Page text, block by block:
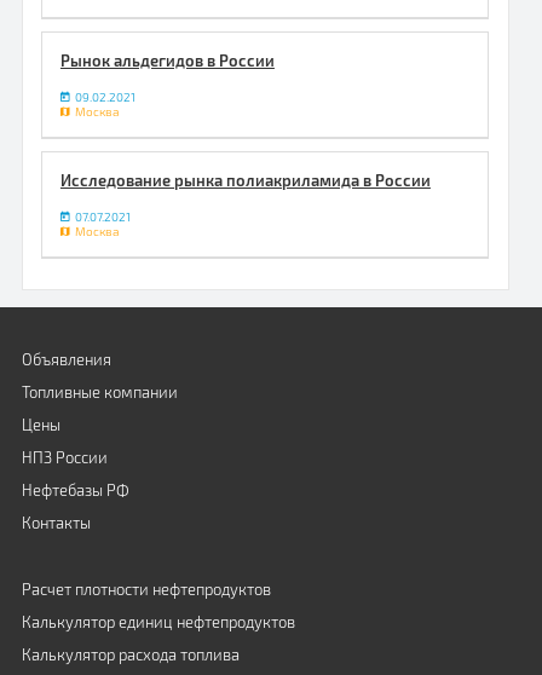
Рынок альдегидов в России
09.02.2021
Москва
Исследование рынка полиакриламида в России
07.07.2021
Москва
Объявления
Топливные компании
Цены
НПЗ России
Нефтебазы РФ
Контакты
Расчет плотности нефтепродуктов
Калькулятор единиц нефтепродуктов
Калькулятор расхода топлива